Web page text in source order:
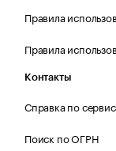
Правила
Правила
Контакты
Справка по
Поиск по ОГРН